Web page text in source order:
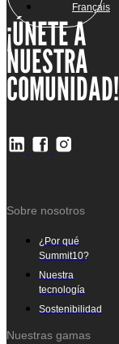
Français
¡ÚNETE A
NUESTRA
COMUNIDAD!
Sobre nosotros
¿Por qué
Summit10?
Nuestra
tecnología
Sostenibilidad
Nuestras gamas